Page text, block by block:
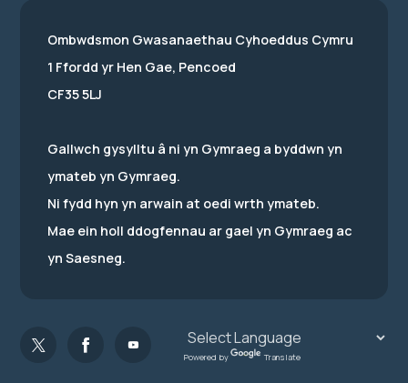
Ombwdsmon Gwasanaethau Cyhoeddus Cymru
1 Ffordd yr Hen Gae, Pencoed
CF35 5LJ
Gallwch gysylltu â ni yn Gymraeg a byddwn yn
ymateb yn Gymraeg.
Ni fydd hyn yn arwain at oedi wrth ymateb.
Mae ein holl ddogfennau ar gael yn Gymraeg ac
yn Saesneg.
Powered by Translate